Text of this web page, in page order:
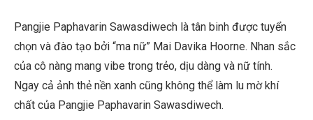
Pangjie Paphavarin Sawasdiwech là tân binh được tuyển
chọn và đào tạo bởi “ma nữ” Mai Davika Hoorne. Nhan sắc
của cô nàng mang vibe trong trẻo, dịu dàng và nữ tính.
Ngay cả ảnh thẻ nền xanh cũng không thể làm lu mờ khí
chất của Pangjie Paphavarin Sawasdiwech.